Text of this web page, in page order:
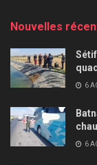
Nouvelles
6
6